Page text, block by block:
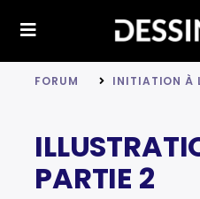
FORUM INITIATION À
PARTIE 2